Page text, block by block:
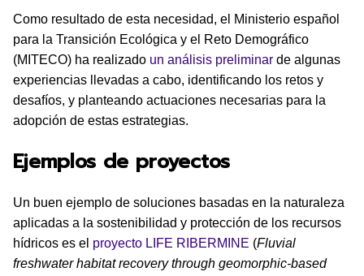
Como resultado de esta necesidad, el Ministerio español
para la Transición Ecológica y el Reto Demográfico
(MITECO) ha realizado un análisis preliminar de algunas
experiencias llevadas a cabo, identificando los retos y
desafíos, y planteando actuaciones necesarias para la
adopción de estas estrategias.
Ejemplos de proyectos
Un buen ejemplo de soluciones basadas en la naturaleza
aplicadas a la sostenibilidad y protección de los recursos
hídricos es el proyecto LIFE RIBERMINE (Fluvial
freshwater habitat recovery through geomorphic-based